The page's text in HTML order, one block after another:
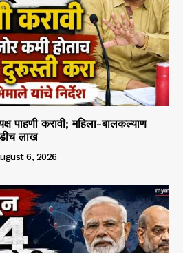
पाहणी करावी; महिला-बालकल्याण
लाख
6, 2026